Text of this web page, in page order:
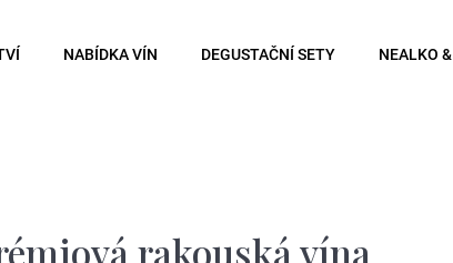
NABÍDKA VÍN DEGUSTAČNÍ SETY NEALKO
rakouská vína